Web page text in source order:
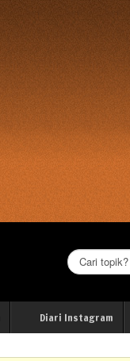
Cari...
Diari Instagram